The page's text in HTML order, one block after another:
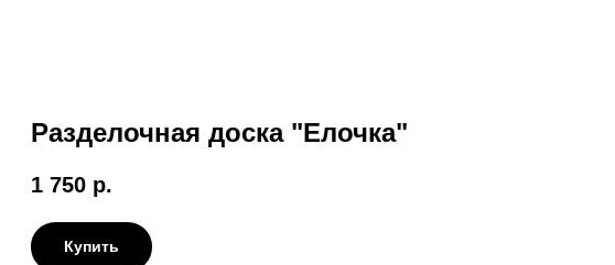
Разделочная доска "Елочка"
1 750 р.
Купить